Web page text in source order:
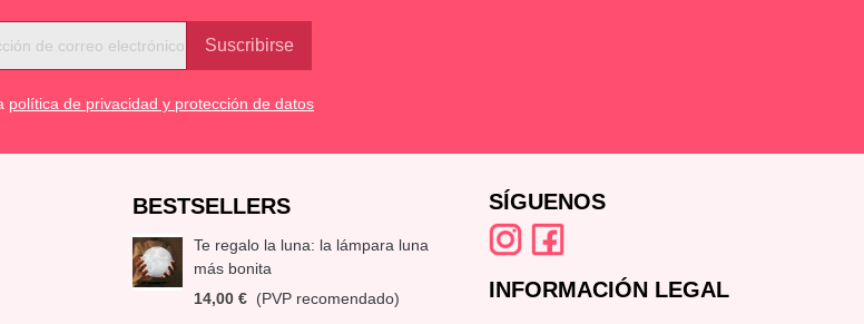
política de privacidad y protección de datos
BESTSELLERS
Te regalo la luna: la lámpara luna
más bonita
14,00 € (PVP recomendado)
SÍGUENOS
INFORMACIÓN LEGAL